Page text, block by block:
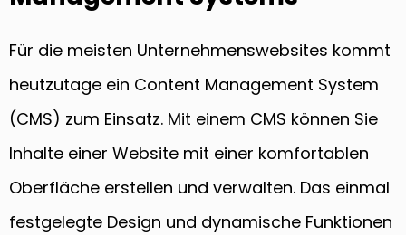
Für die meisten Unternehmenswebsites kommt
heutzutage ein Content Management System
(CMS) zum Einsatz. Mit einem CMS können Sie
Inhalte einer Website mit einer komfortablen
Oberfläche erstellen und verwalten. Das einmal
festgelegte Design und dynamische Funktionen